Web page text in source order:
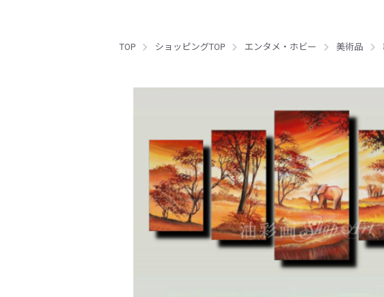
TOP ショッピングTOP エンタメ・ホビー 美術品